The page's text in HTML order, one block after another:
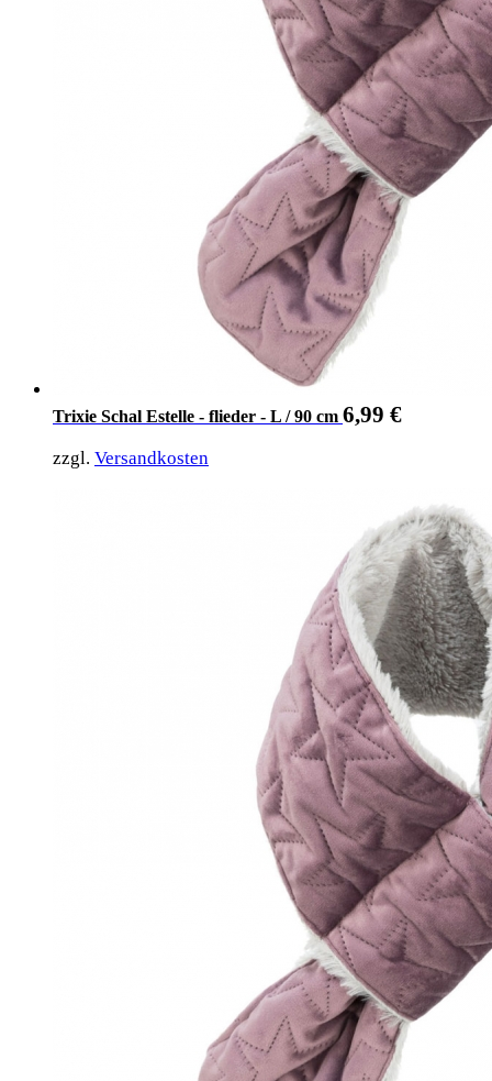
Trixie Schal Estelle - flieder - L / 90 cm 6,99 €
zzgl. Versandkosten